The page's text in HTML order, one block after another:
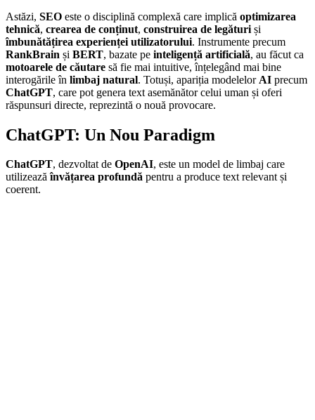
Astăzi, SEO este o disciplină complexă care implică optimizarea
tehnică, crearea de conținut, construirea de legături și
îmbunătățirea experienței utilizatorului. Instrumente precum
RankBrain și BERT, bazate pe inteligență artificială, au făcut ca
motoarele de căutare să fie mai intuitive, înțelegând mai bine
interogările în limbaj natural. Totuși, apariția modelelor AI precum
ChatGPT, care pot genera text asemănător celui uman și oferi
răspunsuri directe, reprezintă o nouă provocare.
ChatGPT: Un Nou Paradigm
ChatGPT, dezvoltat de OpenAI, este un model de limbaj care
utilizeazăînvățarea profundă pentru a produce text relevant și
coerent.